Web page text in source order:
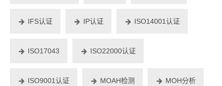
IFS认证 IP认证 ISO14001认证
ISO17043 ISO22000认证
ISO9001认证 MOAH检测 MOH分析